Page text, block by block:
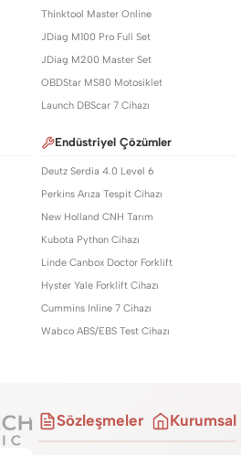
Thinktool Master Online
JDiag M100 Pro Full Set
JDiag M200 Master Set
OBDStar MS80 Motosiklet
Launch DBScar 7 Cihazı
Endüstriyel Çözümler
Deutz Serdia 4.0 Level 6
Perkins Arıza Tespit Cihazı
New Holland CNH Tarım
Kubota Python Cihazı
Linde Canbox Doctor Forklift
Hyster Yale Forklift Cihazı
Cummins Inline 7 Cihazı
Wabco ABS/EBS Test Cihazı
Sözleşmeler Kurumsal